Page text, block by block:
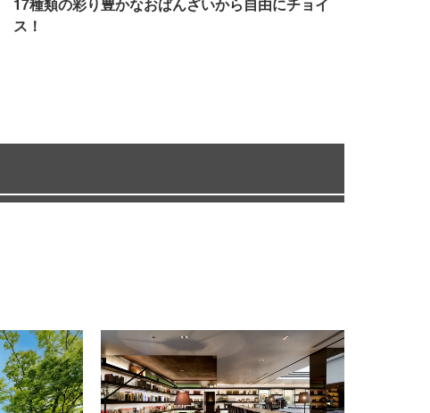
17種類の彩り豊かなおばんざいから自由にチョイ
ス！